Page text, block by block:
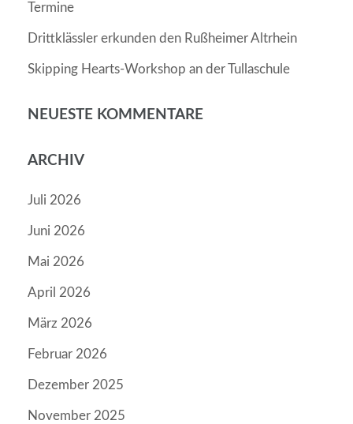
Termine
Drittklässler erkunden den Rußheimer Altrhein
Skipping Hearts-Workshop an der Tullaschule
NEUESTE KOMMENTARE
ARCHIV
Juli 2026
Juni 2026
Mai 2026
April 2026
März 2026
Februar 2026
Dezember 2025
November 2025